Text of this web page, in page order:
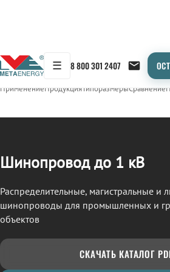
☰ 8 800 301 2407
← Продукция/ШИНОПРОВОД
ПрименениеПродукцияТипоразмерыСравнение
Шинопровод до 1 кВ
Распределительные, магистральные и
шинопроводы для промышленных и
объектов
СКАЧАТЬ КАТАЛОГ